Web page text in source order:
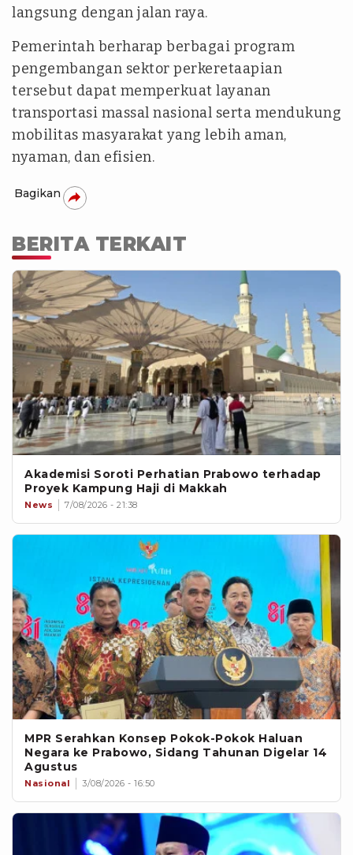
langsung dengan jalan raya.
Pemerintah berharap berbagai program
pengembangan sektor perkeretaapian
tersebut dapat memperkuat layanan
transportasi massal nasional serta mendukung
mobilitas masyarakat yang lebih aman,
nyaman, dan efisien.
Bagikan
BERITA TERKAIT
Akademisi Soroti Perhatian Prabowo terhadap
Proyek Kampung Haji di Makkah
News 7/08/2026 - 21:38
MPR Serahkan Konsep Pokok-Pokok Haluan
Negara ke Prabowo, Sidang Tahunan Digelar 14
Agustus
Nasional 3/08/2026 - 16:50